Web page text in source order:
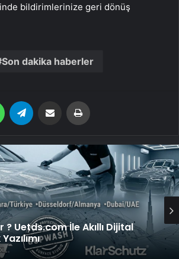
bildirimlerinize geri dönüş
Son dakika haberler
WhatsApp Email'den paylaş
? Uetds.com İle Akıllı Dijital